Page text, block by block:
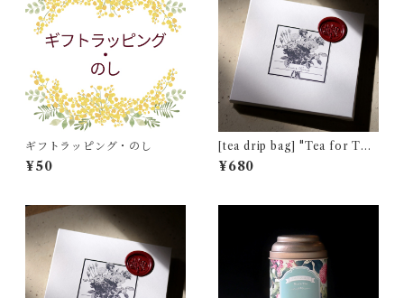
ギフトラッピング・のし
¥50
[tea drip bag] "Tea for Tw
o" ネパール ミストヴァレー茶
園 夏摘み [通常パッケージ]
¥680